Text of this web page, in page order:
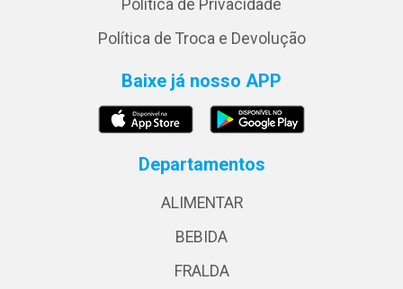
Política de Privacidade
Política de Troca e Devolução
Baixe já nosso APP
Departamentos
ALIMENTAR
BEBIDA
FRALDA